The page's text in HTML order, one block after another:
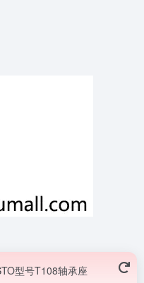
型号T108轴承座